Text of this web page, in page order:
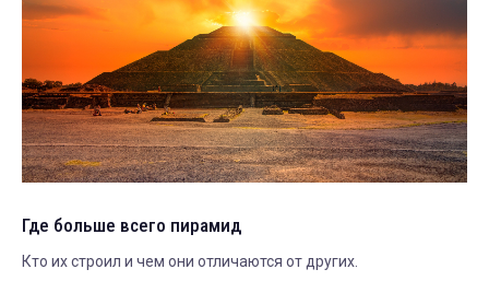
Где больше всего пирамид
Кто их строил и чем они отличаются от других.